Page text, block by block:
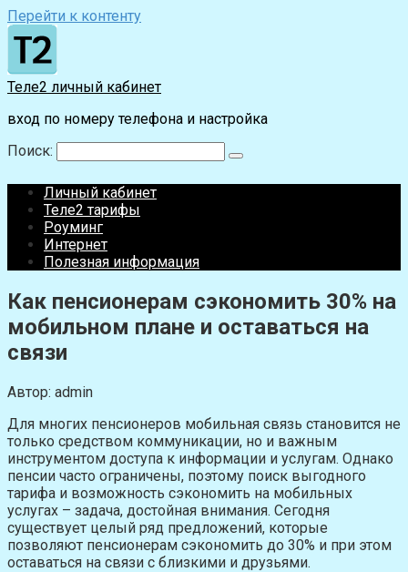
Перейти к контенту
Теле2 личный кабинет
вход по номеру телефона и настройка
Поиск:
Личный кабинет
Теле2 тарифы
Роуминг
Интернет
Полезная информация
Как пенсионерам сэкономить 30% на
мобильном плане и оставаться на
связи
Автор: admin
Для многих пенсионеров мобильная связь становится не
только средством коммуникации, но и важным
инструментом доступа к информации и услугам. Однако
пенсии часто ограничены, поэтому поиск выгодного
тарифа и возможность сэкономить на мобильных
услугах – задача, достойная внимания. Сегодня
существует целый ряд предложений, которые
позволяют пенсионерам сэкономить до 30% и при этом
оставаться на связи с близкими и друзьями.